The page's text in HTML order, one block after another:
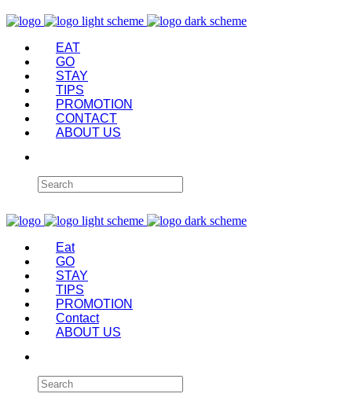
EAT
GO
STAY
TIPS
PROMOTION
CONTACT
ABOUT US
Eat
GO
STAY
TIPS
PROMOTION
Contact
ABOUT US